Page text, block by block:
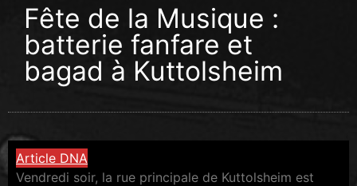
Fête de la Musique :
batterie fanfare et
bagad à Kuttolsheim
Article DNA
Vendredi soir, la rue principale de Kuttolsheim est